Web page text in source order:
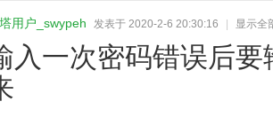
用户_swypeh 发表于 2020-2-6 20:30:16 显示全
入一次密码错误后